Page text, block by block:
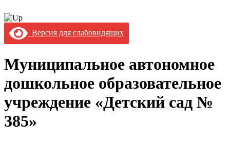
Версия для слабовидящих
Муниципальное автономное
дошкольное образовательное
учреждение «Детский сад №
385»